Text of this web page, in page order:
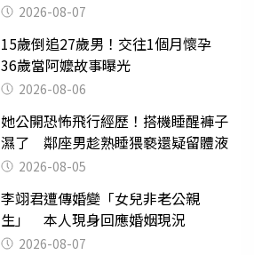
2026-08-07
15歲倒追27歲男！交往1個月懷孕
36歲當阿嬤故事曝光
2026-08-06
她公開恐怖飛行經歷！搭機睡醒褲子
濕了 鄰座男趁熟睡猥褻還疑留體液
2026-08-05
李翊君遭傳婚變「女兒非老公親
生」 本人現身回應婚姻現況
2026-08-07